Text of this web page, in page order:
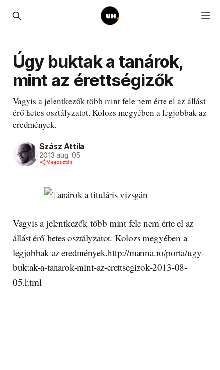
Úgy buktak a tanárok,
mint az érettségizők
Vagyis a jelentkezők több mint fele nem érte el az állást
érő hetes osztályzatot. Kolozs megyében a legjobbak az
eredmények.
Szász Attila
2013 aug. 05
Megosztás
Vagyis a jelentkezők több mint fele nem érte el az
állást érő hetes osztályzatot. Kolozs megyében a
legjobbak az eredmények.http://manna.ro/porta/ugy-
buktak-a-tanarok-mint-az-erettsegizok-2013-08-
05.html